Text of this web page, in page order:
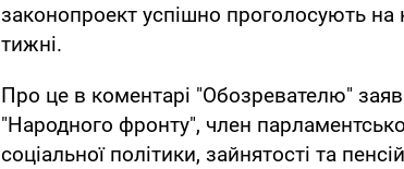
законопроект успішно проголосують
тижні.
Про це в коментарі "Обозревателю"
"Народного фронту", член
соціальної політики, зайнятості та